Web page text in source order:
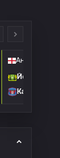
Английская
Йовил
Карлайл